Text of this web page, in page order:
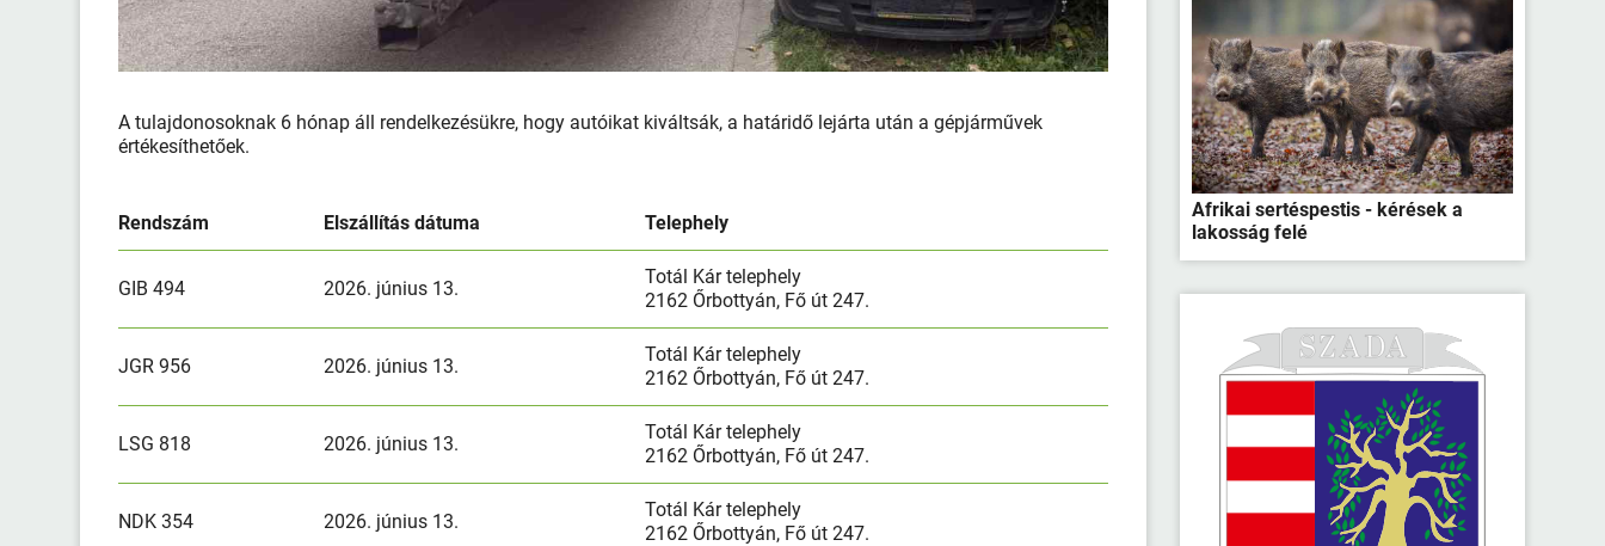
A tulajdonosoknak 6 hónap áll rendelkezésükre, hogy autóikat kiváltsák, a határidő lejárta után a gépjárművek
értékesíthetőek.
Rendszám Elszállítás dátuma Telephely
GIB 494 2026. június 13.
Totál Kár telephely
2162 Őrbottyán, Fő út 247.
JGR 956 2026. június 13.
Totál Kár telephely
2162 Őrbottyán, Fő út 247.
LSG 818 2026. június 13.
Totál Kár telephely
2162 Őrbottyán, Fő út 247.
NDK 354 2026. június 13.
Totál Kár telephely
2162 Őrbottyán, Fő út 247.
Afrikai sertéspestis - kérések a
lakosság felé